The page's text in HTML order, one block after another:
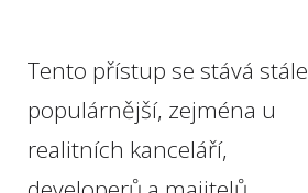
Tento přístup se stává stále
populárnější, zejména u
realitních kanceláří,